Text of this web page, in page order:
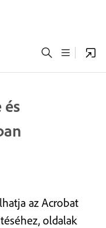
és
az Acrobat
oldalak